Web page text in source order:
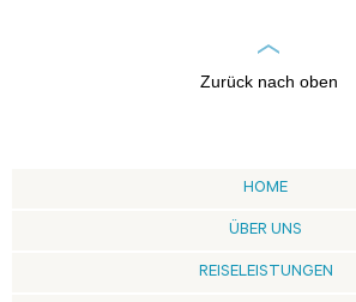
Zurück nach oben
HOME
ÜBER UNS
REISELEISTUNGEN